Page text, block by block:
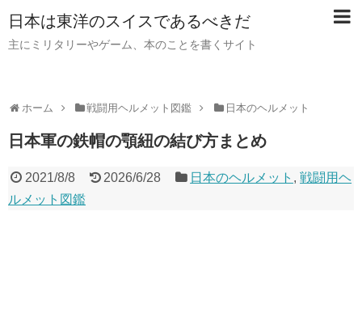
日本は東洋のスイスであるべきだ
主にミリタリーやゲーム、本のことを書くサイト
ホーム 戦闘用ヘルメット図鑑 日本のヘルメット
日本軍の鉄帽の顎紐の結び方まとめ
2021/8/8 2026/6/28 日本のヘルメット ,戦闘用ヘ
ルメット図鑑